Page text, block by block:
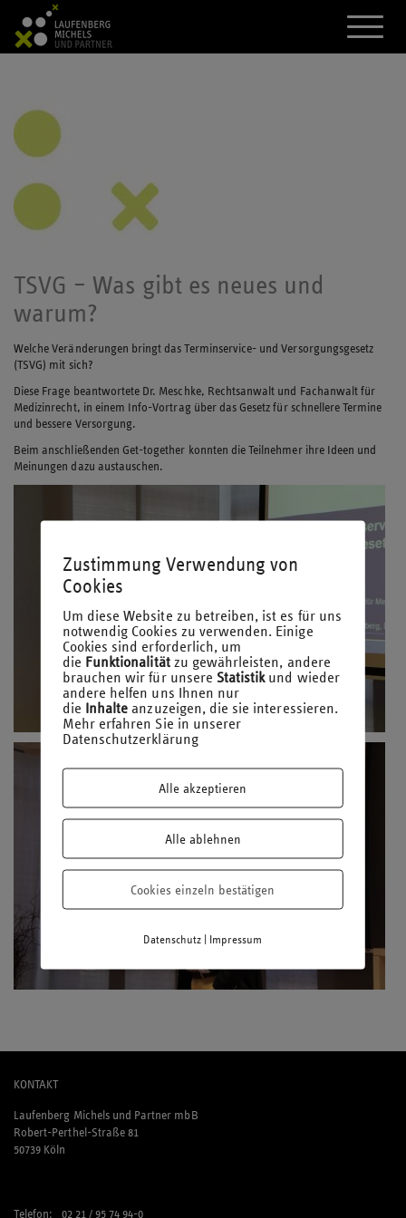
A
k
t
TSVG – Was gibt es neues und
warum?
Welche Veränderungen bringt das Terminservice- und Versorgungsgesetz
(TSVG) mit sich?
Diese Frage beantwortete Dr. Meschke, Rechtsanwalt und Fachanwalt für
Medizinrecht, in einem Info-Vortrag über das Gesetz für schnellere Termine
und bessere Versorgung.
Beim anschließenden Get-together konnten die Teilnehmer ihre Ideen und
Meinungen dazu austauschen.
KONTAKT
Laufenberg Michels und Partner mbB
Robert-Perthel-Straße 81
50739 Köln
Telefon: 02 21 / 95 74 94-0
Zustimmung Verwendung von
Cookies
Um diese Website zu betreiben, ist es für uns
notwendig Cookies zu verwenden. Einige
Cookies sind erforderlich, um
die Funktionalitätzu gewährleisten, andere
brauchen wir für unsere Statistikund wieder
andere helfen uns Ihnen nur
die Inhalte anzuzeigen, die sie interessieren.
Mehr erfahren Sie in unserer
Datenschutzerklärung
Alle akzeptieren
Alle ablehnen
Cookies einzeln bestätigen
Datenschutz| Impressum